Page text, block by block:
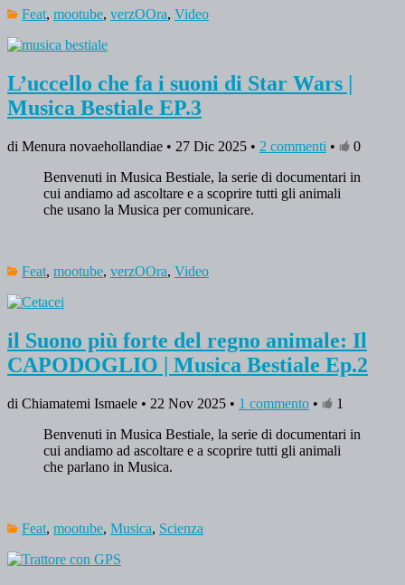
Feat, mootube, verzOOra, Video
L’uccello che fa i suoni di Star Wars |
Musica Bestiale EP.3
di Menura novaehollandiae • 27 Dic 2025 • 2 commenti •
0
Benvenuti in Musica Bestiale, la serie di documentari in
cui andiamo ad ascoltare e a scoprire tutti gli animali
che usano la Musica per comunicare.
Feat, mootube, verzOOra, Video
il Suono più forte del regno animale: Il
CAPODOGLIO | Musica Bestiale Ep.2
di Chiamatemi Ismaele • 22 Nov 2025 • 1 commento •
1
Benvenuti in Musica Bestiale, la serie di documentari in
cui andiamo ad ascoltare e a scoprire tutti gli animali
che parlano in Musica.
Feat, mootube, Musica, Scienza